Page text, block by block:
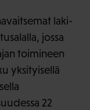
laki-
jossa
toimineen
yksityisellä
22